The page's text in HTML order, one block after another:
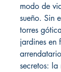
modo de
sueño. Sin
torres
jardines en
secretos: